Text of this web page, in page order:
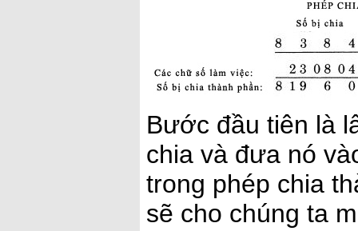
Bước đầu tiên là
chia và đưa nó
trong phép chia
sẽ cho chúng ta